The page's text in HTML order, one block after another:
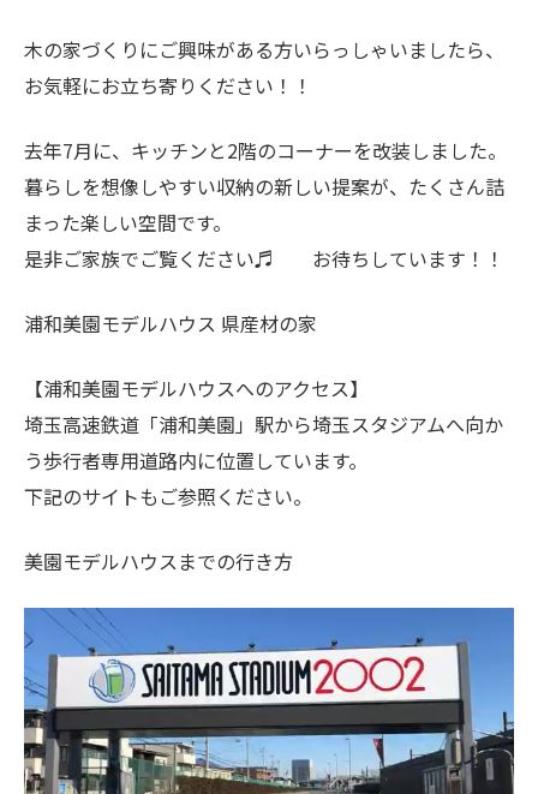
木の家づくりにご興味がある方いらっしゃいましたら、
お気軽にお立ち寄りください！！
去年7月に、キッチンと2階のコーナーを改装しました。
暮らしを想像しやすい収納の新しい提案が、たくさん詰
まった楽しい空間です。
是非ご家族でご覧ください♬ お待ちしています！！
浦和美園モデルハウス 県産材の家
【浦和美園モデルハウスへのアクセス】
埼玉高速鉄道「浦和美園」駅から埼玉スタジアムへ向か
う歩行者専用道路内に位置しています。
下記のサイトもご参照ください。
美園モデルハウスまでの行き方